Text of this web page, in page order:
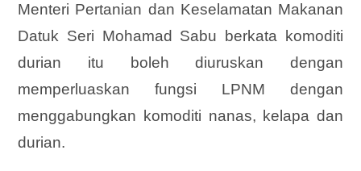
Menteri Pertanian dan Keselamatan Makanan
Datuk Seri Mohamad Sabu berkata komoditi
durian itu boleh diuruskan dengan
memperluaskan fungsi LPNM dengan
menggabungkan komoditi nanas, kelapa dan
durian.